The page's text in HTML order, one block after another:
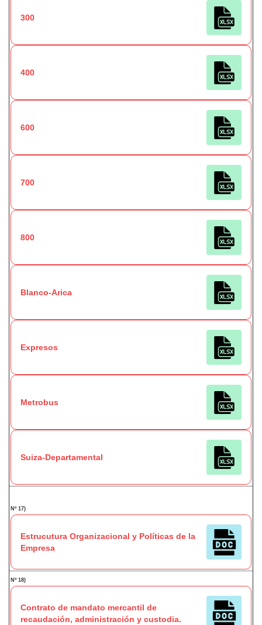
300
400
600
700
800
Blanco-Arica
Expresos
Metrobus
Suiza-Departamental
Nº 17)
Estrucutura Organizacional y Políticas de la
Empresa
Nº 18)
Contrato de mandato mercantil de
recaudación, administración y custodia.